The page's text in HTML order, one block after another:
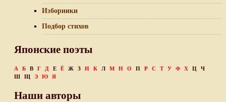
Изборники
Подбор стихов
Японские поэты
А Б В Г Д Е Ё Ж З И К Л М Н О П Р С Т У Ф Х Ц
Ч
Ш
Щ Э Ю Я
Наши авторы